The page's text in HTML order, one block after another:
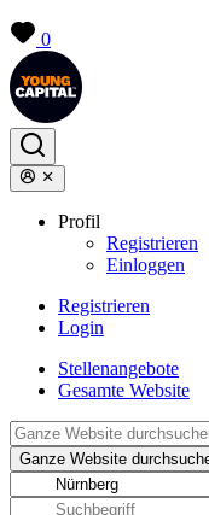
0
Profil
Registrieren
Einloggen
Registrieren
Login
Stellenangebote
Gesamte Website